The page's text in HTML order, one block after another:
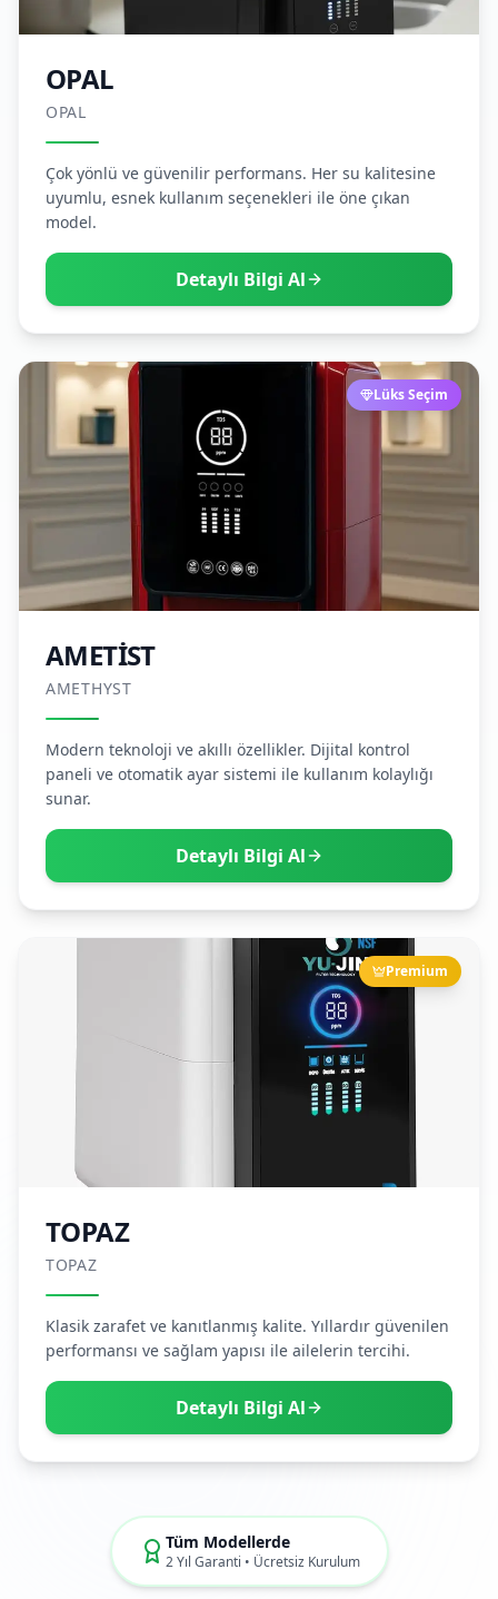
OPAL
OPAL
Çok yönlü ve güvenilir performans. Her su kalitesine
uyumlu, esnek kullanım seçenekleri ile öne çıkan
model.
Detaylı Bilgi Al
Lüks Seçim
AMETİST
AMETHYST
Modern teknoloji ve akıllı özellikler. Dijital kontrol
paneli ve otomatik ayar sistemi ile kullanım kolaylığı
sunar.
Detaylı Bilgi Al
Premium
TOPAZ
TOPAZ
Klasik zarafet ve kanıtlanmış kalite. Yıllardır güvenilen
performansı ve sağlam yapısı ile ailelerin tercihi.
Detaylı Bilgi Al
Tüm Modellerde
2 Yıl Garanti • Ücretsiz Kurulum